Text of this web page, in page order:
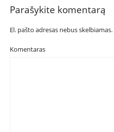
Parašykite komentarą
El. pašto adresas nebus skelbiamas.
Komentaras